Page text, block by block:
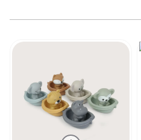
8.
saco dormir
9.
saco